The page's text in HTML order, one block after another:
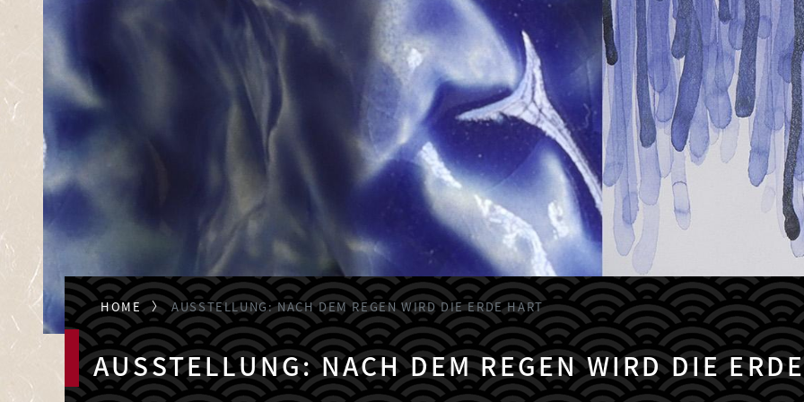
HOME AUSSTELLUNG: NACH DEM REGEN WIRD DIE ERDE HART
AUSSTELLUNG: NACH DEM REGEN WIRD DIE